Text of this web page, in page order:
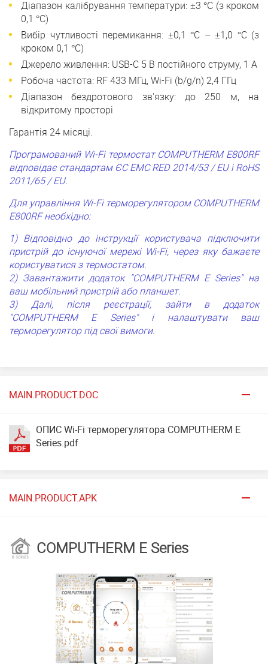
Діапазон калібрування температури: ±3 °C (з кроком
0,1 °C)
Вибір чутливості перемикання: ±0,1 °C – ±1,0 °C (з
кроком 0,1 °C)
Джерело живлення: USB-C 5 В постійного струму, 1 А
Робоча частота: RF 433 МГц, Wi-Fi (b/g/n) 2,4 ГГц
Діапазон бездротового зв'язку: до 250 м, на
відкритому просторі
Гарантія 24 місяці.
Програмований Wi-Fi термостат COMPUTHERM E800RF
відповідає стандартам ЄС EMC RED 2014/53 / EU і RoHS
2011/65 / EU.
Для управління Wi-Fi терморегулятором COMPUTHERM
E800RF необхідно:
1) Відповідно до інструкції користувача підключити
пристрій до існуючої мережі Wi-Fi, через яку бажаєте
користуватися з термостатом.
2) Завантажити додаток "COMPUTHERM E Series" на
ваш мобільний пристрій або планшет.
3) Далі, після реєстрації, зайти в додаток
"COMPUTHERM E Series" і налаштувати ваш
терморегулятор під свої вимоги.
MAIN.PRODUCT.DOC
ОПИС Wi-Fi терморегулятора COMPUTHERM E
Series.pdf
MAIN.PRODUCT.APK
COMPUTHERM E Series